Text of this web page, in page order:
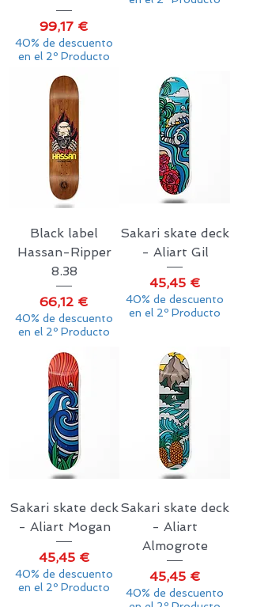
Precio
99,17 €
40% de descuento
en el 2º Producto
Black label
Hassan-Ripper
8.38
Precio
66,12 €
40% de descuento
en el 2º Producto
Sakari skate deck
- Aliart Gil
Precio
45,45 €
40% de descuento
en el 2º Producto
Sakari skate deck
- Aliart Mogan
Precio
45,45 €
40% de descuento
en el 2º Producto
Sakari skate deck
- Aliart
Almogrote
Precio
45,45 €
40% de descuento